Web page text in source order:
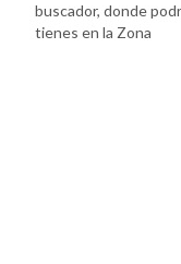
buscador, donde
tienes en la Zona